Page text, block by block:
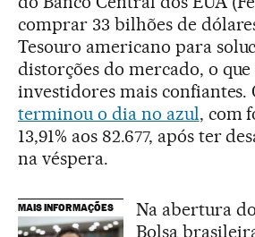
comprar 33 bilhões de
Tesouro americano para
distorções do mercado, o
investidores mais confiantes.
terminou o dia no azul, com
13,91% aos 82.677, após ter
na véspera.
MAIS INFORMAÇÕES
Na abertura
Bolsa